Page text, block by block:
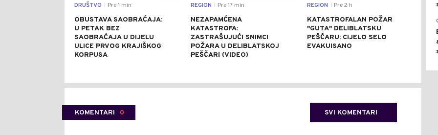
DRUŠTVO Pre 1 min
OBUSTAVA SAOBRAĆAJA:
U PETAK BEZ
SAOBRAĆAJA U DIJELU
ULICE PRVOG KRAJIŠKOG
KORPUSA
REGION Pre 17 min
NEZAPAMĆENA
KATASTROFA:
ZASTRAŠUJUĆI SNIMCI
POŽARA U DELIBLATSKOJ
PEŠČARI (VIDEO)
REGION Pre 2 h
KATASTROFALAN POŽAR
"GUTA" DELIBLATSKU
PEŠČARU: CIJELO SELO
EVAKUISANO
KOMENTARI 0 SVI KOMENTARI